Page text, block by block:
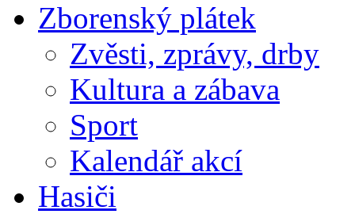
Zborenský plátek
Zvěsti, zprávy, drby
Kultura a zábava
Sport
Kalendář akcí
Hasiči